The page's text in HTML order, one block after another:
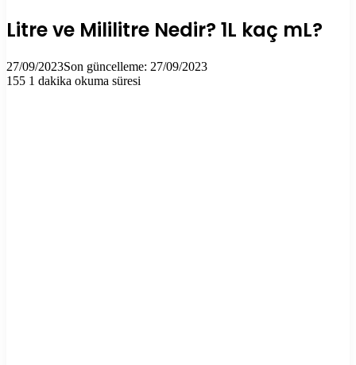
Litre ve Mililitre Nedir? 1L kaç mL?
27/09/2023Son güncelleme: 27/09/2023
155 1 dakika okuma süresi